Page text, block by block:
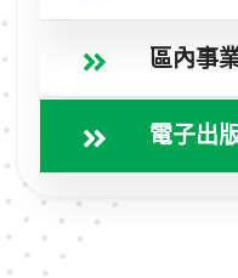
區內事
電子出